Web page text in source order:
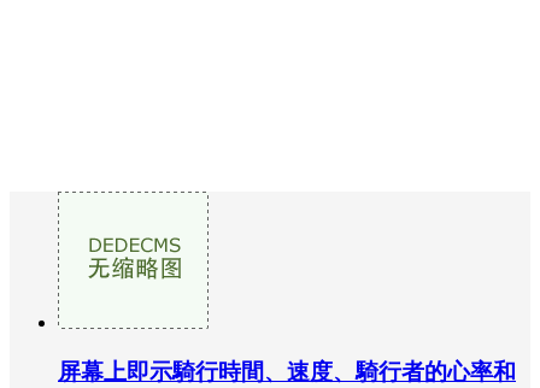
屏幕上即示騎行時間、速度、騎行者的心率和